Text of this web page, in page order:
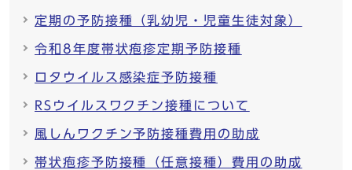
定期の予防接種（乳幼児・児童生徒対象）
令和8年度帯状疱疹定期予防接種
ロタウイルス感染症予防接種
RSウイルスワクチン接種について
風しんワクチン予防接種費用の助成
帯状疱疹予防接種（任意接種）費用の助成